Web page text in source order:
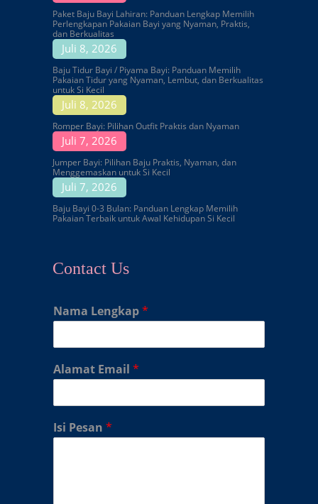
Paket Baju Bayi Lahiran: Panduan Lengkap Memilih
Perlengkapan Pakaian Bayi yang Nyaman, Praktis,
dan Berkualitas
Juli 8, 2026
Baju Tidur Bayi / Piyama Bayi: Panduan Memilih
Pakaian Tidur yang Nyaman, Lembut, dan Berkualitas
untuk Si Kecil
Juli 8, 2026
Romper Bayi: Pilihan Outfit Praktis dan Nyaman
Juli 7, 2026
Jumper Bayi: Pilihan Baju Praktis, Nyaman, dan
Menggemaskan untuk Si Kecil
Juli 7, 2026
Baju Bayi 0-3 Bulan: Panduan Lengkap Memilih
Pakaian Terbaik untuk Awal Kehidupan Si Kecil
Contact Us
Nama Lengkap*
Alamat Email *
Isi Pesan *